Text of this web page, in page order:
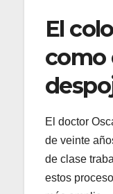
El
como
El doctor
de veinte
de clase
estos